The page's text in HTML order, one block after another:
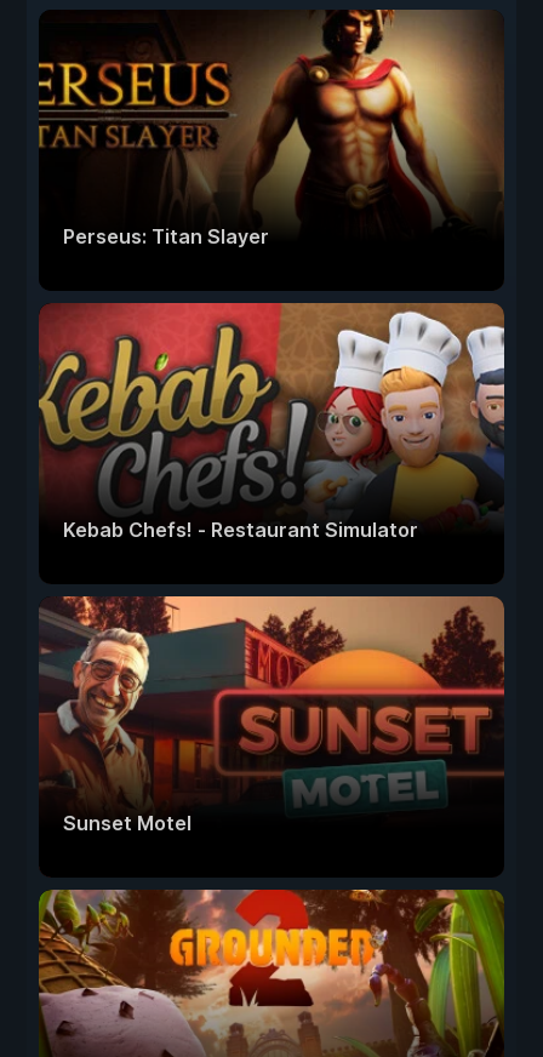
Perseus: Titan Slayer
Kebab Chefs! - Restaurant Simulator
Sunset Motel